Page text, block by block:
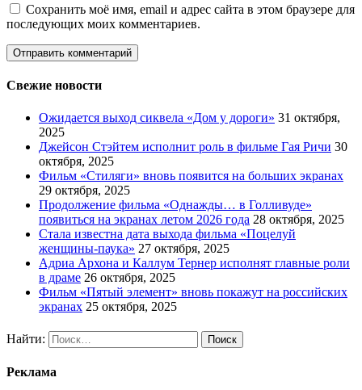
Сохранить моё имя, email и адрес сайта в этом браузере для
последующих моих комментариев.
Свежие новости
Ожидается выход сиквела «Дом у дороги» 31 октября,
2025
Джейсон Стэйтем исполнит роль в фильме Гая Ричи 30
октября, 2025
Фильм «Стиляги» вновь появится на больших экранах
29 октября, 2025
Продолжение фильма «Однажды… в Голливуде»
появиться на экранах летом 2026 года 28 октября, 2025
Стала известна дата выхода фильма «Поцелуй
женщины-паука» 27 октября, 2025
Адриа Архона и Каллум Тернер исполнят главные роли
в драме 26 октября, 2025
Фильм «Пятый элемент» вновь покажут на российских
экранах 25 октября, 2025
Найти:
Реклама